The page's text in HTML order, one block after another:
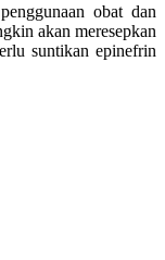
obat dan
akan meresepkan
suntikan epinefrin